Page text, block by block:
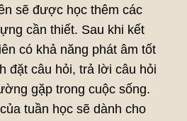
sẽ được học thêm các
cần thiết. Sau khi kết
có khả năng phát âm tốt
đặt câu hỏi, trả lời câu hỏi
gặp trong cuộc sống.
tuần học sẽ dành cho